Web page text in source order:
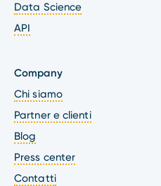
Data Science
API
Company
Chi siamo
Partner e clienti
Blog
Press center
Contatti